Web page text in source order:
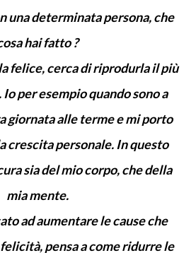
una determinata persona, che
hai fatto ?
felice, cerca di riprodurla il più
per esempio quando sono a
giornata alle terme e mi porto
crescita personale. In questo
sia del mio corpo, che della
mia mente.
ad aumentare le cause che
pensa a come ridurre le